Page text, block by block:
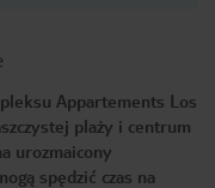
Appartements Los
plaży i centrum
urozmaicony
spędzić czas na